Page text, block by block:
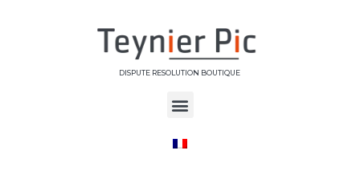
DISPUTE RESOLUTION BOUTIQUE